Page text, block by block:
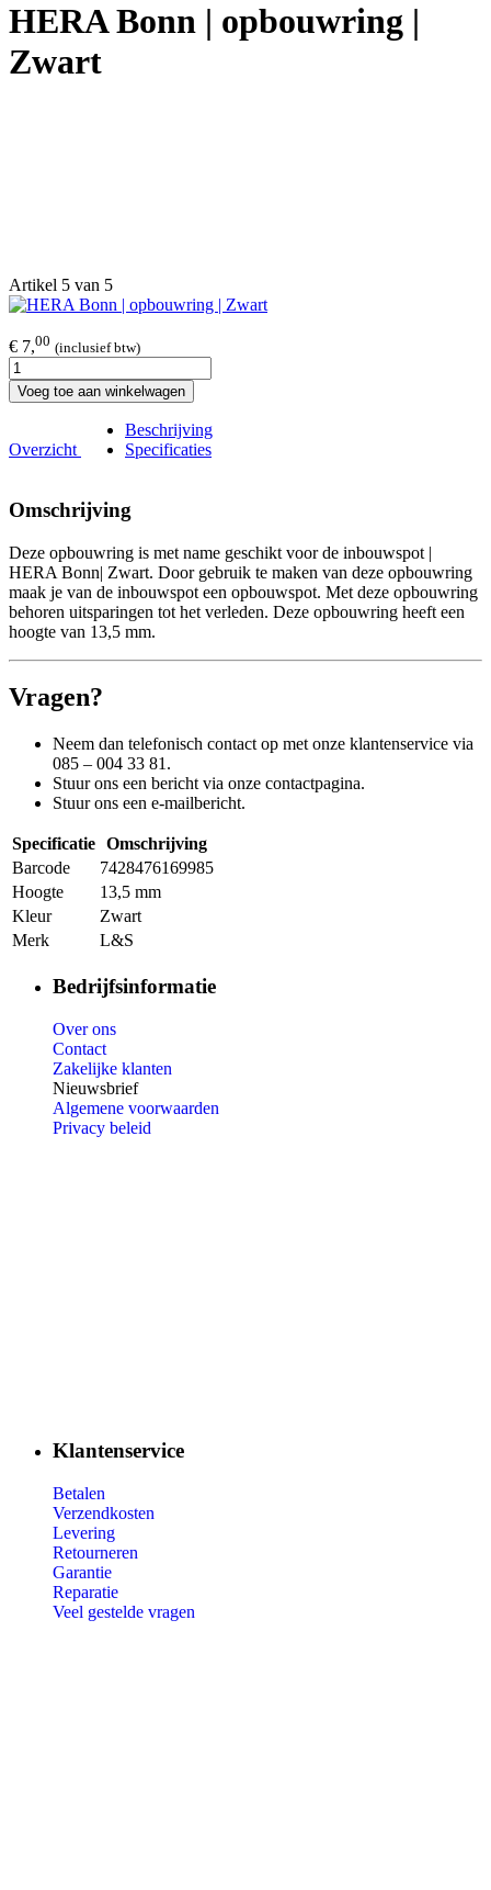
HERA Bonn | opbouwring |
Zwart
Artikel 5 van 5
€ 7,00 (inclusief btw)
Voeg toe aan winkelwagen
Overzicht
Beschrijving
Specificaties
Omschrijving
Deze opbouwring is met name geschikt voor de inbouwspot |
HERA Bonn| Zwart. Door gebruik te maken van deze opbouwring
maak je van de inbouwspot een opbouwspot. Met deze opbouwring
behoren uitsparingen tot het verleden. Deze opbouwring heeft een
hoogte van 13,5 mm.
Vragen?
Neem dan telefonisch contact op met onze klantenservice via
085 – 004 33 81.
Stuur ons een bericht via onze contactpagina.
Stuur ons een e-mailbericht.
Specificatie Omschrijving
Barcode
7428476169985
Hoogte
13,5 mm
Kleur
Zwart
Merk
L&S
Bedrijfsinformatie
Over ons
Contact
Zakelijke klanten
Nieuwsbrief
Algemene voorwaarden
Privacy beleid
Klantenservice
Betalen
Verzendkosten
Levering
Retourneren
Garantie
Reparatie
Veel gestelde vragen